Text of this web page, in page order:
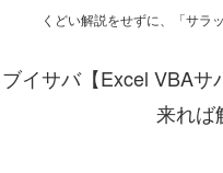
くどい解説をせずに、「サラ
ブイサバ【Excel VBA
来れば